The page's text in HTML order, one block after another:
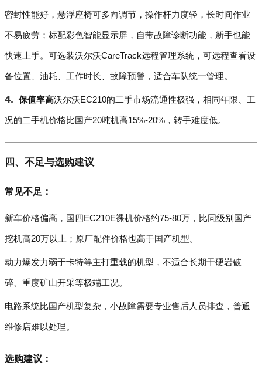
密封性能好，悬浮座椅可多向调节，操作杆力度轻，长时间作业
不易疲劳；标配彩色智能显示屏，自带故障诊断功能，新手也能
快速上手。可选装沃尔沃CareTrack远程管理系统，可远程查看设
备位置、油耗、工作时长、故障预警，适合车队统一管理。
保值率高沃尔沃EC210的二手市场流通性极强，相同年限、工
况的二手机价格比国产20吨机高15%-20%，转手难度低。
四、不足与选购建议
常见不足：
新车价格偏高，国四EC210E裸机价格约75-80万，比同级别国产
挖机高20万以上；原厂配件价格也高于国产机型。
动力爆发力弱于卡特等主打重载的机型，不适合长期干硬岩破
碎、重度矿山开采等极端工况。
电路系统比国产机型复杂，小故障需要专业售后人员排查，普通
维修店难以处理。
选购建议：